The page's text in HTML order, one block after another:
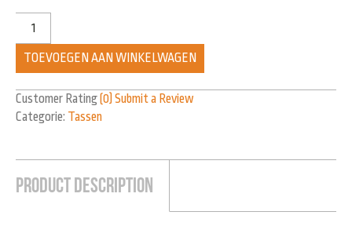
TOEVOEGEN AAN WINKELWAGEN
Customer Rating(0) Submit a Review
Categorie: Tassen
Product Description